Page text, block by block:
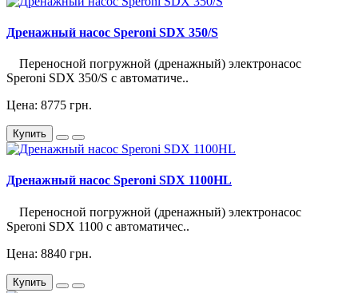
Дренажный насос Speroni SDX 350/S
Переносной погружной (дренажный) электронасос
Speroni SDX 350/S с автоматиче..
Цена: 8775 грн.
Купить
Дренажный насос Speroni SDX 1100HL
Переносной погружной (дренажный) электронасос
Speroni SDX 1100 с автоматичес..
Цена: 8840 грн.
Купить